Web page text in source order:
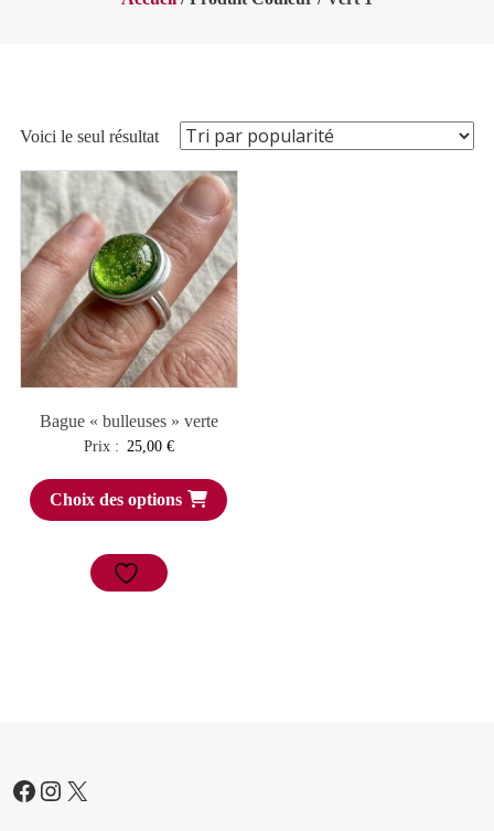
Voici le seul résultat
Bague « bulleuses » verte
Prix : 25,00 €
Choix des options
Facebook
Instagram
X